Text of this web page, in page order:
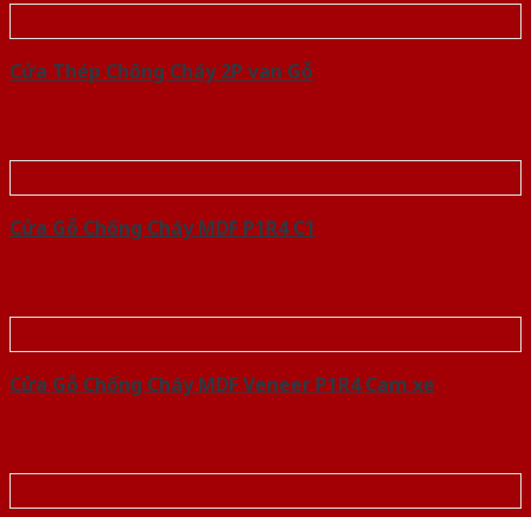
Cửa Thép Chống Cháy 2P van Gỗ
Cửa Gỗ Chống Cháy MDF P1R4 C1
Cửa Gỗ Chống Cháy MDF Veneer P1R4 Cam xe